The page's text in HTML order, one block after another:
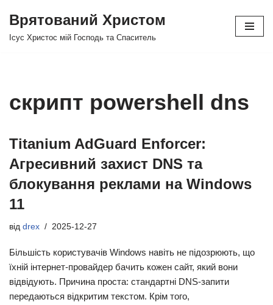
Перейти
Врятований Христом
Ісус Христос мій Господь та Спаситель
скрипт powershell dns
Titanium AdGuard Enforcer:
Агресивний захист DNS та
блокування реклами на Windows
11
від drex 2025-12-27
Більшість користувачів Windows навіть не підозрюють, що
їхній інтернет-провайдер бачить кожен сайт, який вони
відвідують. Причина проста: стандартні DNS-запити
передаються відкритим текстом. Крім того,